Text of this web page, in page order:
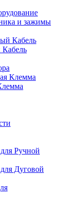
и зажимы
Кабель
Клемма
Ручной
Дуговой